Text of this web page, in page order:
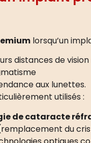
lorsqu’un
distances de vision
aux lunettes.
utilisés :
de cataracte
du